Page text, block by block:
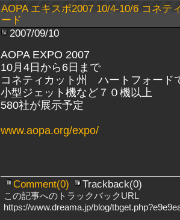
AOPA エキスポ2007 10/4-10/6 コネ
ード
2007/09/10
AOPA EXPO 2007
10月4日から6日まで
コネティカット州 ハートフォード
小型ジェット機など７０機以上
580社が展示予定
www.aopa.org/expo/
Comment(0) Trackback(0)
この記事へのトラックバックURL
https://www.dreama.jp/blog/